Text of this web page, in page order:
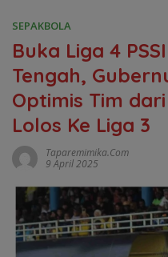
SEPAKBOLA
Buka Liga 4
Tengah,
Optimis Tim
Lolos Ke Liga 3
Taparemimika.com
9 April 2025